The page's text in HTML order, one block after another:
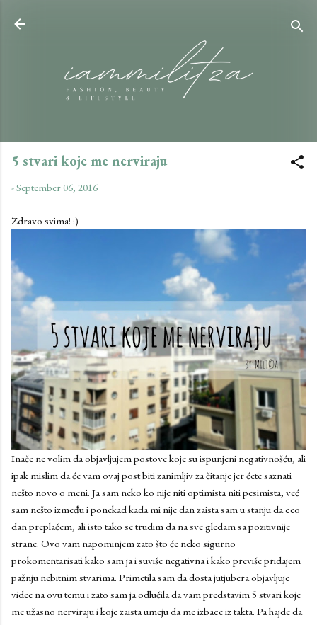
5 stvari koje me nerviraju
-September 06, 2016
Zdravo svima! :)
Inače ne volim da objavljujem postove koje su ispunjeni negativnošću, ali
ipak mislim da će vam ovaj post biti zanimljiv za čitanje jer ćete saznati
nešto novo o meni. Ja sam neko ko nije niti optimista niti pesimista, već
sam nešto između i ponekad kada mi nije dan zaista sam u stanju da ceo
dan preplačem, ali isto tako se trudim da na sve gledam sa pozitivnije
strane. Ovo vam napominjem zato što će neko sigurno
prokomentarisati kako sam ja i suviše negativna i kako previše pridajem
pažnju nebitnim stvarima. Primetila sam da dosta jutjubera objavljuje
videe na ovu temu i zato sam ja odlučila da vam predstavim 5 stvari koje
me užasno nerviraju i koje zaista umeju da me izbace iz takta. Pa hajde da